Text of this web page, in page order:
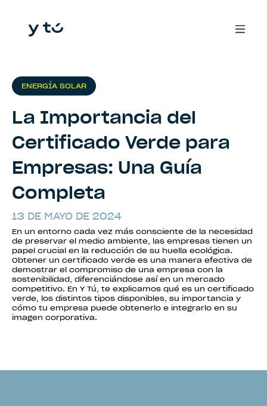
ENERGÍA SOLAR
La Importancia del
Certificado Verde para
Empresas: Una Guía
Completa
13 DE MAYO DE 2024
En un entorno cada vez más consciente de la necesidad
de preservar el medio ambiente, las empresas tienen un
papel crucial en la reducción de su huella ecológica.
Obtener un certificado verde es una manera efectiva de
demostrar el compromiso de una empresa con la
sostenibilidad, diferenciándose así en un mercado
competitivo. En Y Tú, te explicamos qué es un certificado
verde, los distintos tipos disponibles, su importancia y
cómo tu empresa puede obtenerlo e integrarlo en su
imagen corporativa.